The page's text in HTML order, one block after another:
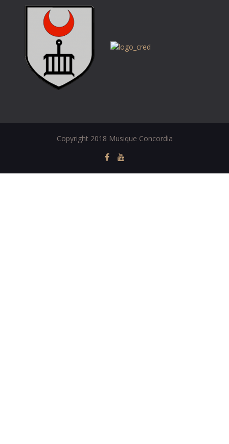
Copyright 2018 Musique Concordia